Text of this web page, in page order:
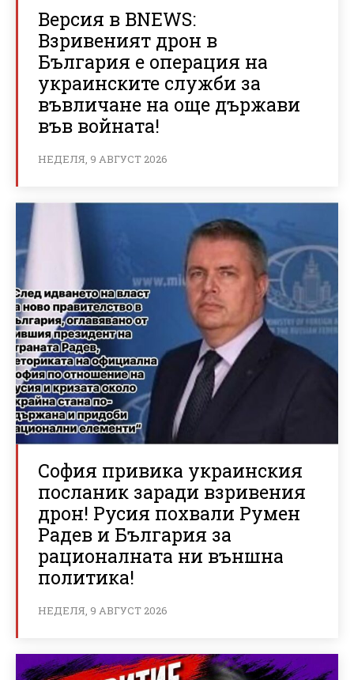
Версия в BNEWS:
Взривеният дрон в
България е операция на
украинските служби за
въвличане на още държави
във войната!
НЕДЕЛЯ, 9 АВГУСТ 2026
София привика украинския
посланик заради взривения
дрон! Русия похвали Румен
Радев и България за
рационалната ни външна
политика!
НЕДЕЛЯ, 9 АВГУСТ 2026